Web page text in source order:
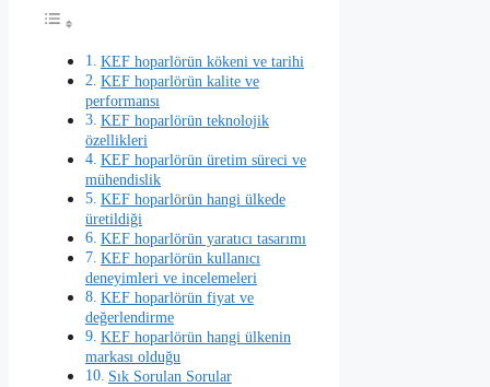
KEF hoparlörün kökeni ve tarihi
KEF hoparlörün kalite ve
performansı
KEF hoparlörün teknolojik
özellikleri
KEF hoparlörün üretim süreci ve
mühendislik
KEF hoparlörün hangi ülkede
üretildiği
KEF hoparlörün yaratıcı tasarımı
KEF hoparlörün kullanıcı
deneyimleri ve incelemeleri
KEF hoparlörün fiyat ve
değerlendirme
KEF hoparlörün hangi ülkenin
markası olduğu
Sık Sorulan Sorular